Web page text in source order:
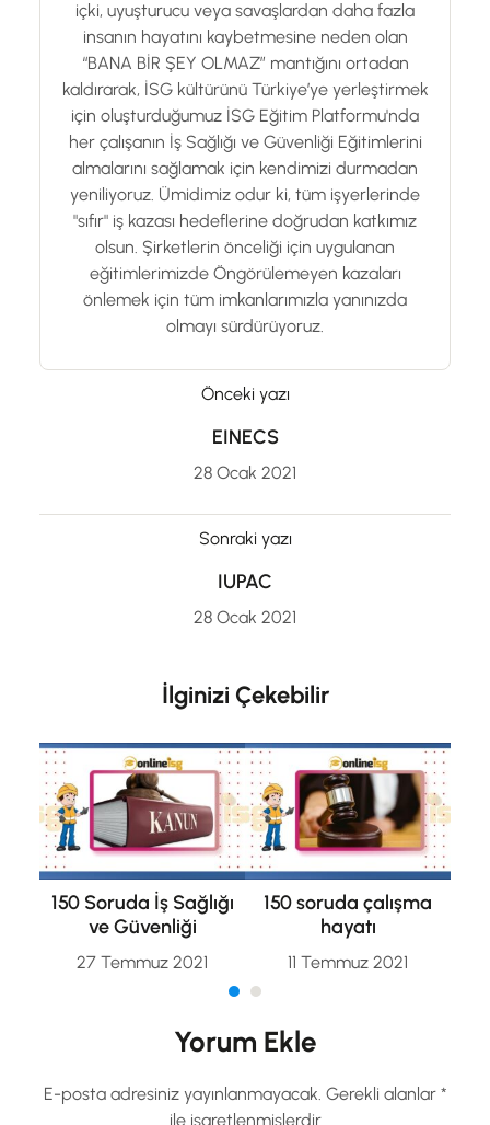
içki, uyuşturucu veya savaşlardan daha fazla
insanın hayatını kaybetmesine neden olan
“BANA BİR ŞEY OLMAZ” mantığını ortadan
kaldırarak, İSG kültürünü Türkiye’ye yerleştirmek
için oluşturduğumuz İSG Eğitim Platformu'nda
her çalışanın İş Sağlığı ve Güvenliği Eğitimlerini
almalarını sağlamak için kendimizi durmadan
yeniliyoruz. Ümidimiz odur ki, tüm işyerlerinde
"sıfır" iş kazası hedeflerine doğrudan katkımız
olsun. Şirketlerin önceliği için uygulanan
eğitimlerimizde Öngörülemeyen kazaları
önlemek için tüm imkanlarımızla yanınızda
olmayı sürdürüyoruz.
Önceki yazı
EINECS
28 Ocak 2021
Sonraki yazı
IUPAC
28 Ocak 2021
İlginizi Çekebilir
150 Soruda İş Sağlığı
ve Güvenliği
27 Temmuz 2021
150 soruda çalışma
hayatı
11 Temmuz 2021
Yorum Ekle
E-posta adresiniz yayınlanmayacak. Gerekli alanlar *
ile işaretlenmişlerdir